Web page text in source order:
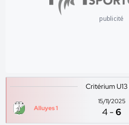
publicité
Critérium U13
Alluyes 1
15/11/2025
4 -6